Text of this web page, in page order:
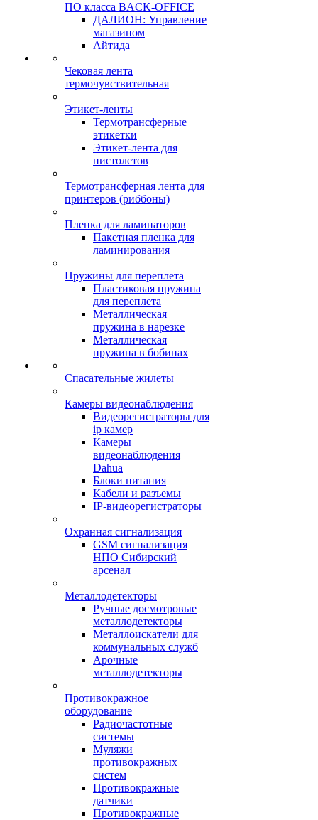
ПО класса BACK-OFFICE
ДАЛИОН: Управление
магазином
Айтида
Чековая лента
термочувствительная
Этикет-ленты
Термотрансферные
этикетки
Этикет-лента для
пистолетов
Термотрансферная лента для
принтеров (риббоны)
Пленка для ламинаторов
Пакетная пленка для
ламинирования
Пружины для переплета
Пластиковая пружина
для переплета
Металлическая
пружина в нарезке
Металлическая
пружина в бобинах
Спасательные жилеты
Камеры видеонаблюдения
Видеорегистраторы для
ip камер
Камеры
видеонаблюдения
Dahua
Блоки питания
Кабели и разъемы
IP-видеорегистраторы
Охранная сигнализация
GSM сигнализация
НПО Сибирский
арсенал
Металлодетекторы
Ручные досмотровые
металлодетекторы
Металлоискатели для
коммунальных служб
Арочные
металлодетекторы
Противокражное
оборудование
Радиочастотные
системы
Муляжи
противокражных
систем
Противокражные
датчики
Противокражные